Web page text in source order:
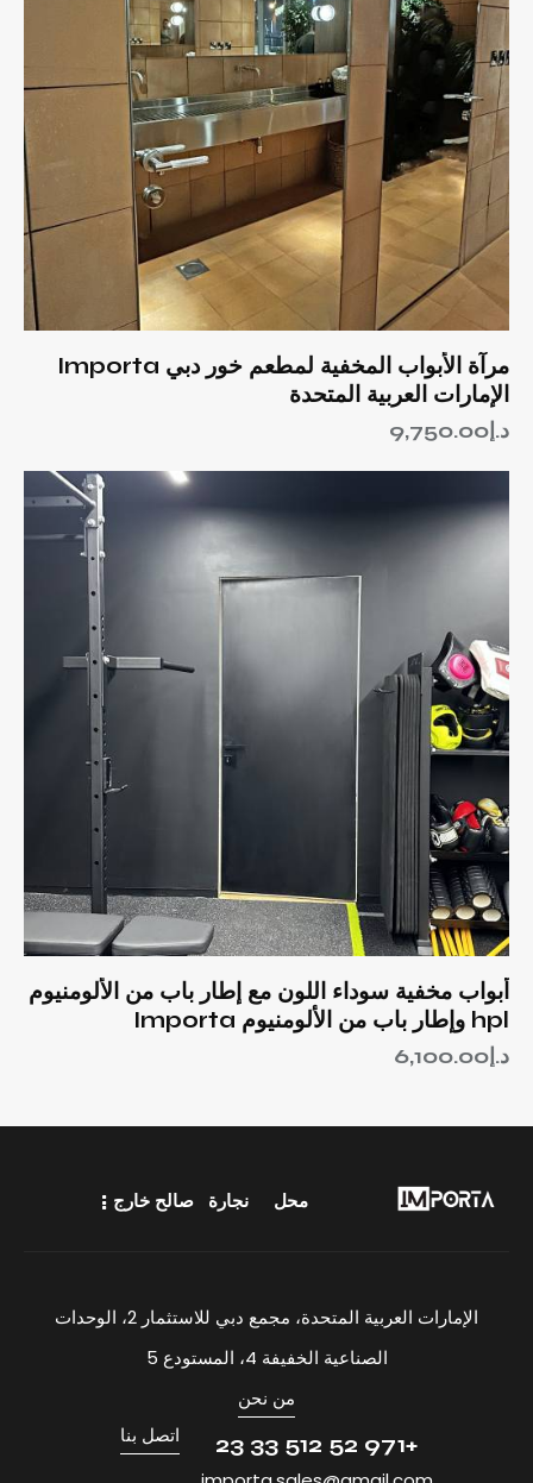
مرآة الأبواب المخفية لمطعم خور دبي Importa
الإمارات العربية المتحدة
د.إ9,750.00
أبواب مخفية سوداء اللون مع إطار باب من الألومنيوم
hpl وإطار باب من الألومنيوم Importa
د.إ6,100.00
محل نجارة صالح خارج
الإمارات العربية المتحدة، مجمع دبي للاستثمار 2، الوحدات
الصناعية الخفيفة 4، المستودع 5
من نحن
+971 52 512 33 23 اتصل بنا